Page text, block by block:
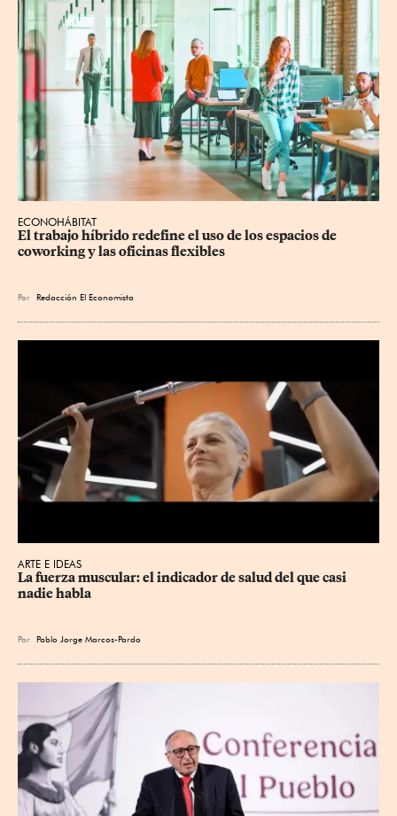
ECONOHÁBITAT
El trabajo híbrido redefine el uso de los espacios de
coworking y las oficinas flexibles
Por Redacción El Economista
ARTE E IDEAS
La fuerza muscular: el indicador de salud del que casi
nadie habla
Por Pablo Jorge Marcos-Pardo